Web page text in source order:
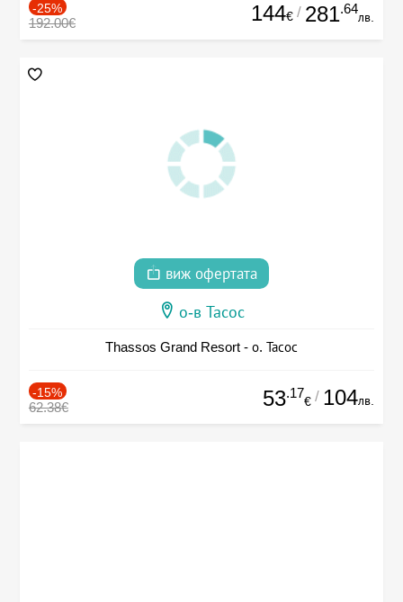
-25%
192.00€ 144€ / 281.64
лв.
виж офертата
о-в Тасос
Thassos Grand Resort - о. Тасос
-15%
62.38€ 53.17
€ / 104лв.